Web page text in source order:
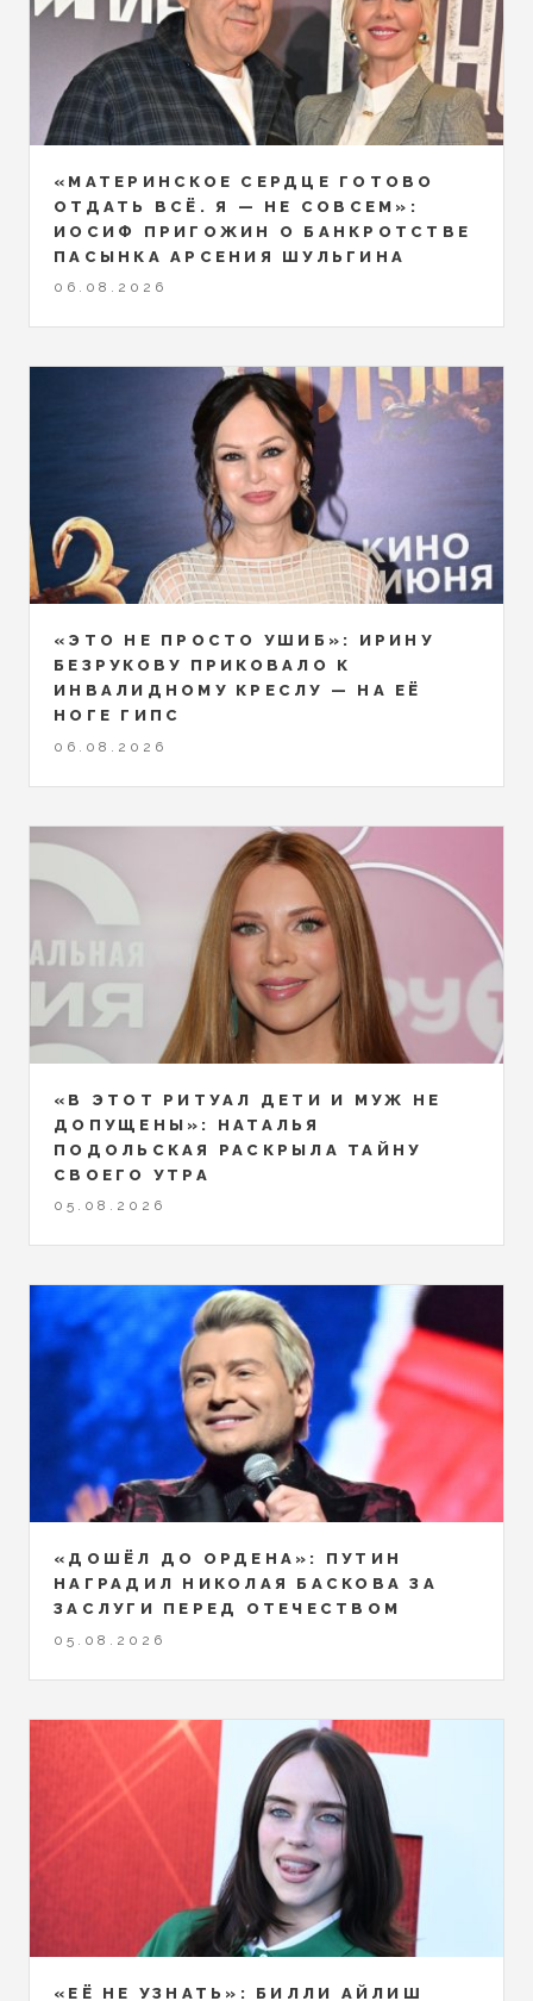
«МАТЕРИНСКОЕ СЕРДЦЕ ГОТОВО
ОТДАТЬ ВСЁ. Я — НЕ СОВСЕМ»:
ИОСИФ ПРИГОЖИН О БАНКРОТСТВЕ
ПАСЫНКА АРСЕНИЯ ШУЛЬГИНА
06.08.2026
«ЭТО НЕ ПРОСТО УШИБ»: ИРИНУ
БЕЗРУКОВУ ПРИКОВАЛО К
ИНВАЛИДНОМУ КРЕСЛУ — НА ЕЁ
НОГЕ ГИПС
06.08.2026
«В ЭТОТ РИТУАЛ ДЕТИ И МУЖ НЕ
ДОПУЩЕНЫ»: НАТАЛЬЯ
ПОДОЛЬСКАЯ РАСКРЫЛА ТАЙНУ
СВОЕГО УТРА
05.08.2026
«ДОШЁЛ ДО ОРДЕНА»: ПУТИН
НАГРАДИЛ НИКОЛАЯ БАСКОВА ЗА
ЗАСЛУГИ ПЕРЕД ОТЕЧЕСТВОМ
05.08.2026
«ЕЁ НЕ УЗНАТЬ»: БИЛЛИ АЙЛИШ